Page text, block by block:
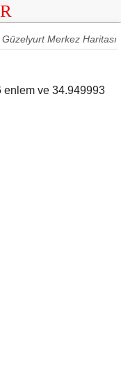
Güzelyurt Merkez Haritası
enlem ve 34.949993